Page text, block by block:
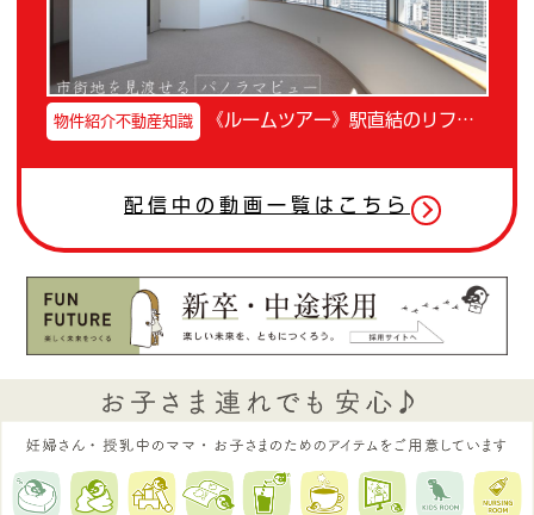
配信中の動画一覧はこちら